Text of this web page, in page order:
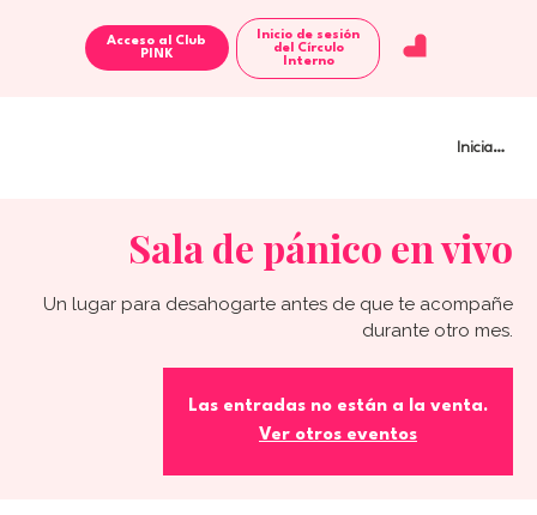
Iniciar
Acceso al Club
Inicio de sesión
del Círculo
Interno
Sala de pánico en vivo
Un lugar para desahogarte antes de que te acompañe
durante otro mes.
Las entradas no están a la venta.
Ver otros eventos